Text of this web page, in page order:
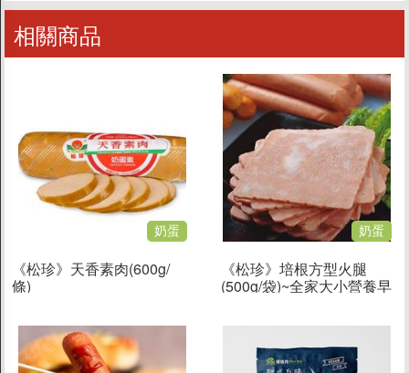
相關商品
奶蛋
《松珍》天香素肉(600g/
條)
奶蛋
《松珍》培根方型火腿
(500g/袋)~全家大小營養早